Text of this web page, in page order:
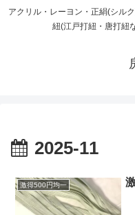
アクリル・レーヨン・正絹(シル
紐(江戸打紐・唐打紐
2025-11
激得500円均一